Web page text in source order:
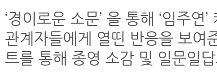
‘경이로운 소문’ 을 통해 ‘임주
관계자들에게 열띤 반응을 보여
트를 통해 종영 소감 및 일문일